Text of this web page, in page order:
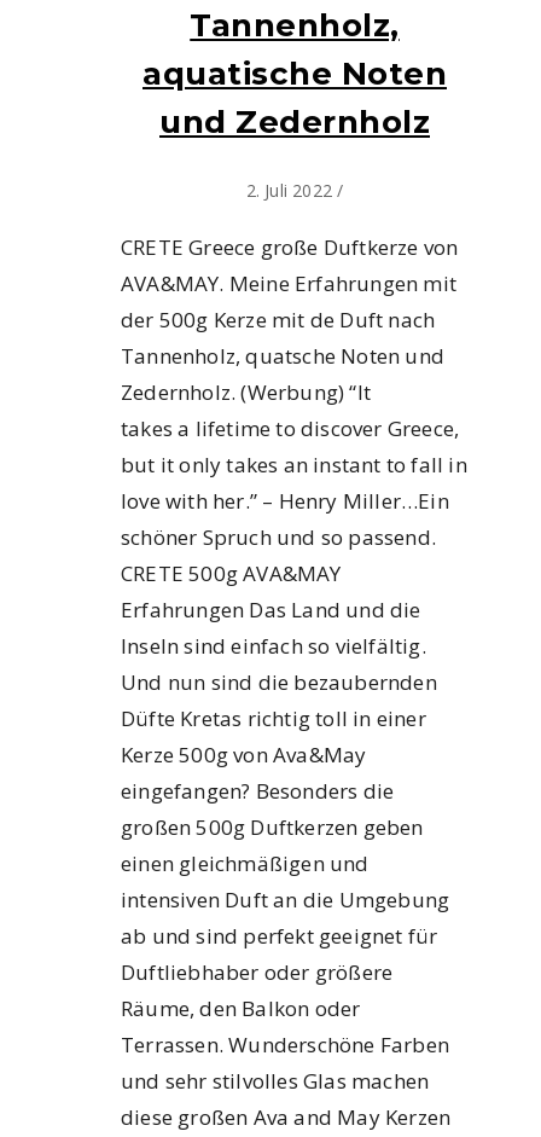
Tannenholz,
aquatische Noten
und Zedernholz
2. Juli 2022 /
CRETE Greece große Duftkerze von
AVA&MAY. Meine Erfahrungen mit
der 500g Kerze mit de Duft nach
Tannenholz, quatsche Noten und
Zedernholz. (Werbung) “It
takes a lifetime to discover Greece,
but it only takes an instant to fall in
love with her.” – Henry Miller…Ein
schöner Spruch und so passend.
CRETE 500g AVA&MAY
Erfahrungen Das Land und die
Inseln sind einfach so vielfältig.
Und nun sind die bezaubernden
Düfte Kretas richtig toll in einer
Kerze 500g von Ava&May
eingefangen? Besonders die
großen 500g Duftkerzen geben
einen gleichmäßigen und
intensiven Duft an die Umgebung
ab und sind perfekt geeignet für
Duftliebhaber oder größere
Räume, den Balkon oder
Terrassen. Wunderschöne Farben
und sehr stilvolles Glas machen
diese großen Ava and May Kerzen